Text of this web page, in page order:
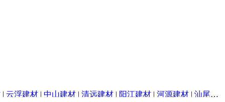
| 云浮建材 | 中山建材 | 清远建材 | 阳江建材 | 河源建材 | 汕尾建材